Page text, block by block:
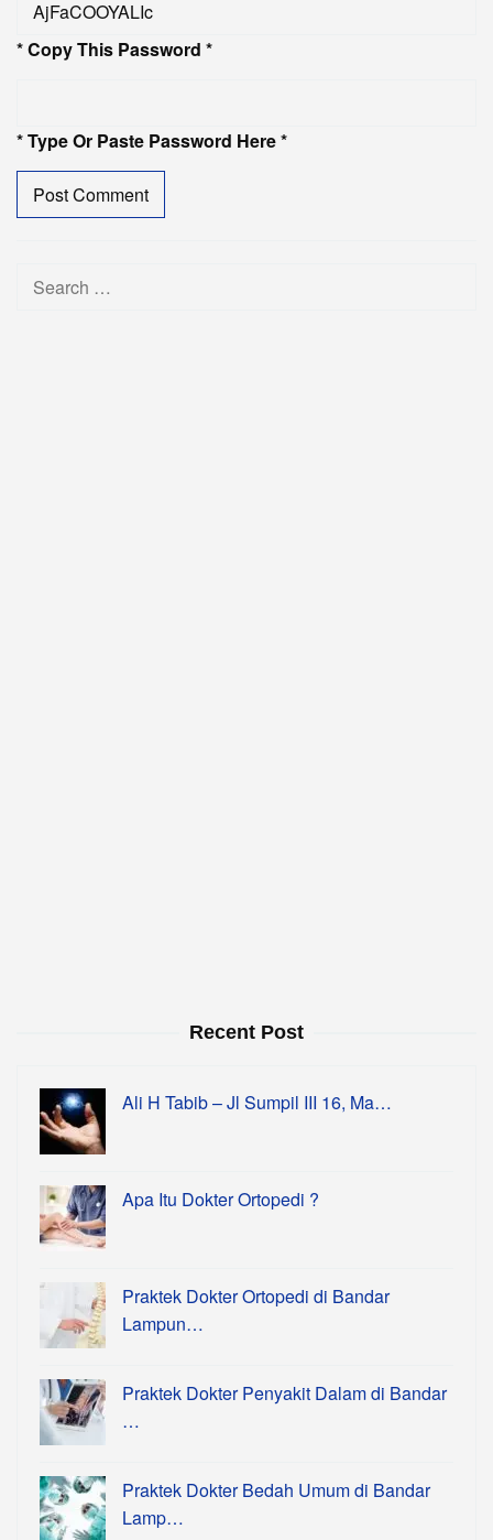
* Copy This Password *
* Type Or Paste Password Here *
Search
Recent Post
Ali H Tabib – Jl Sumpil III 16, Ma…
Apa Itu Dokter Ortopedi ?
Praktek Dokter Ortopedi di Bandar
Lampun…
Praktek Dokter Penyakit Dalam di Bandar
…
Praktek Dokter Bedah Umum di Bandar
Lamp…